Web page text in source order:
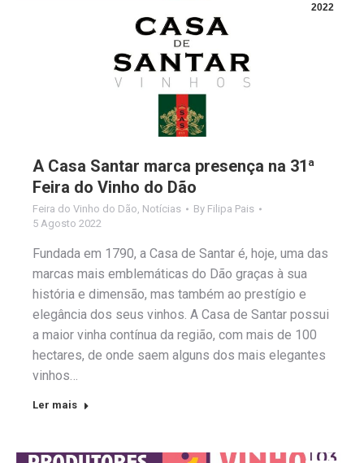
2022
A Casa Santar marca presença na 31ª
Feira do Vinho do Dão
Feira do Vinho do Dão, Notícias By Filipa Pais
5 Agosto 2022
Fundada em 1790, a Casa de Santar é, hoje, uma das
marcas mais emblemáticas do Dão graças à sua
história e dimensão, mas também ao prestígio e
elegância dos seus vinhos. A Casa de Santar possui
a maior vinha contínua da região, com mais de 100
hectares, de onde saem alguns dos mais elegantes
vinhos…
Ler mais